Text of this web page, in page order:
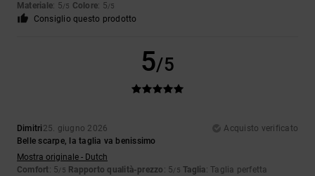
Materiale: 5/5 Colore: 5/5
Consiglio questo prodotto
5/5
Dimitri 25. giugno 2026
Acquisto verificato
Belle scarpe, la taglia va benissimo
Mostra originale - Dutch
Comfort: 5/5 Rapporto qualità-prezzo : 5/5 Taglia: Taglia perfetta